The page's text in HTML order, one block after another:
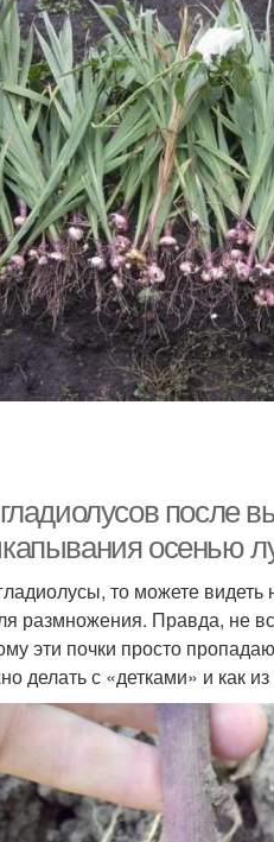
после
осенью
то можете видеть
размножения. Правда, не
эти почки просто
делать с «детками» и как